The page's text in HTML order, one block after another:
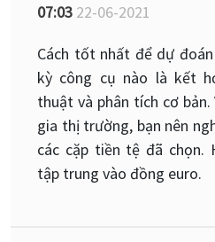
07:03 22-06-2021
Cách tốt nhất để dự
kỳ công cụ nào là kết
thuật và phân tích cơ
gia thị trường, bạn nên
các cặp tiền tệ đã chọn.
tập trung vào đồng euro.